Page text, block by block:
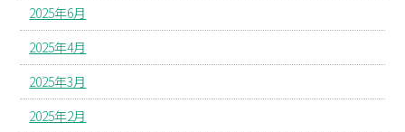
2025年6月
2025年4月
2025年3月
2025年2月